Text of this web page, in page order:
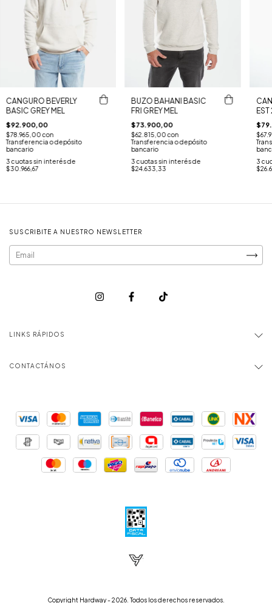
CANGURO BEVERLY
BASIC GREY MEL
$92.900,00
$78.965,00con
Transferencia o depósito
bancario
3 cuotas sin interés de
$30.966,67
BUZO BAHANI BASIC
FRI GREY MEL
$73.900,00
$62.815,00con
Transferencia o depósito
bancario
3 cuotas sin interés de
$24.633,33
3
SUSCRIBITE A NUESTRO NEWSLETTER
LINKS RÁPIDOS
CONTACTÁNOS
Copyright Hardway - 2026. Todos los derechos reservados.